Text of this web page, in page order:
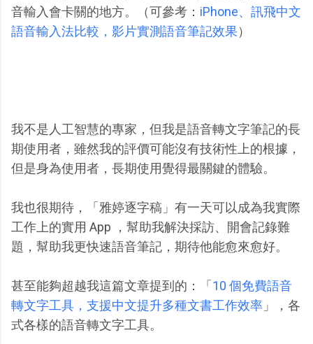
音輸入會卡關的地方。（可參考： iPhone、訊飛中文
語音輸入法比較，影片實測語音筆記效果）
我不是人工智慧的專家，但我是語音轉文字筆記的長
期使用者，雖然我的評價可能沒有技術性上的根據，
但是身為使用者，長期使用覺得最關鍵的體驗。
我也很期待，「雅婷逐字稿」有一天可以成為我實際
工作上的實用 App ，幫助我解決採訪、開會記錄難
題，幫助我更快速語音筆記，期待他能愈來愈好。
甚至能夠超越我這篇文章提到的：「 10 個免費語音
轉文字工具，支援中文提升多種文書工作效率 」，各
式各樣的語音轉文字工具。